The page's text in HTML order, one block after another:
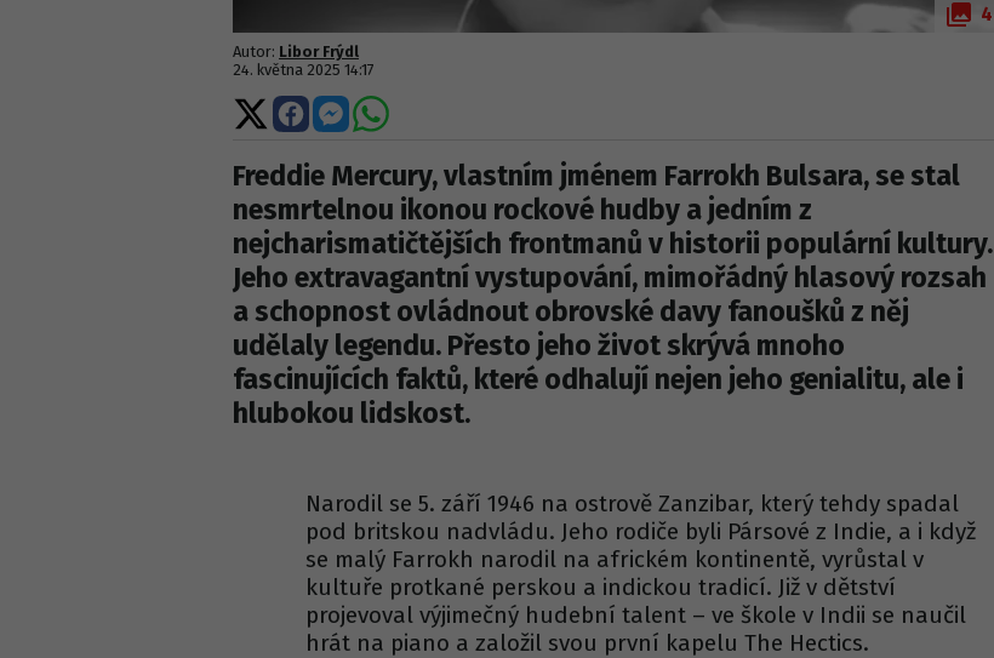
4
Autor: Libor Frýdl
24. května 2025 14:17
Sdílet
na
Sdílet
na
Sdílet
na
Sdílet
Freddie Mercury, vlastním jménem Farrokh Bulsara, se stal
nesmrtelnou ikonou rockové hudby a jedním z
nejcharismatičtějších frontmanů v historii populární kultury.
Jeho extravagantní vystupování, mimořádný hlasový rozsah
a schopnost ovládnout obrovské davy fanoušků z něj
udělaly legendu. Přesto jeho život skrývá mnoho
fascinujících faktů, které odhalují nejen jeho genialitu, ale i
hlubokou lidskost.
Narodil se 5. září 1946 na ostrově Zanzibar, který tehdy spadal
pod britskou nadvládu. Jeho rodiče byli Pársové z Indie, a i když
se malý Farrokh narodil na africkém kontinentě, vyrůstal v
kultuře protkané perskou a indickou tradicí. Již v dětství
projevoval výjimečný hudební talent – ve škole v Indii se naučil
hrát na piano a založil svou první kapelu The Hectics.